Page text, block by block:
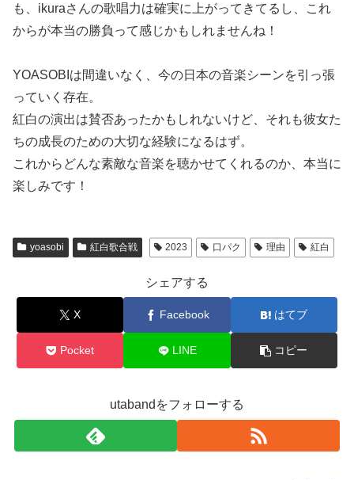
も、ikuraさんの歌唱力は確実に上がってきてるし、これ
からが本当の勝負って感じかもしれませんね！
YOASOBIは間違いなく、今の日本の音楽シーンを引っ張
っていく存在。
紅白の演出は賛否あったかもしれないけど、それも彼女た
ちの成長のための大切な経験になるはず。
これからどんな素敵な音楽を聴かせてくれるのか、本当に
楽しみです！
yoasobi 紅白歌合戦 2023 口パク 理由 紅白
シェアする
X Facebook はてブ
Pocket LINE コピー
utabandをフォローする